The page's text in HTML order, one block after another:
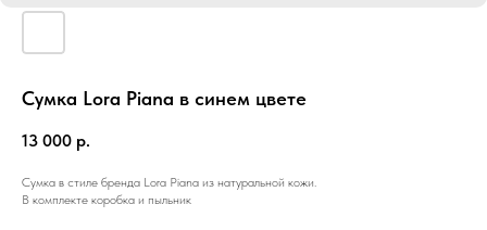
Сумка Lora Piana в синем цвете
13 000 р.
Сумка в стиле бренда Lora Piana из натуральной кожи.
В комплекте коробка и пыльник